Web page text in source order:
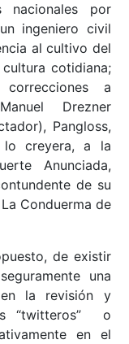
nacionales por
ingeniero civil
al cultivo del
cotidiana;
a
Drezner
Pangloss,
lo creyera, a la
Anunciada,
de su
Conduerma de
de existir
una
la revisión y
“twitteros” o
en el